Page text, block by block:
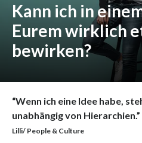
Kann ich in
Eurem wirklich
bewirken?
“Wenn ich eine Idee habe,
unabhängig von Hierarchien.”
Lilli/ People & Culture